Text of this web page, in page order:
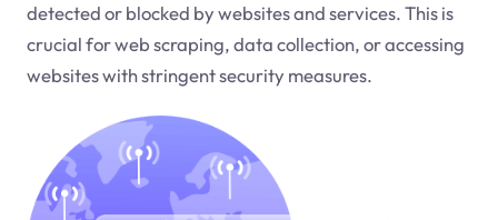
detected or blocked by websites and services. This is
crucial for web scraping, data collection, or accessing
websites with stringent security measures.